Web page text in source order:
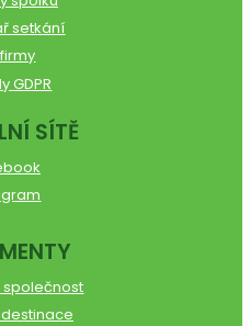
setkání
GDPR
SÍTĚ
společnost